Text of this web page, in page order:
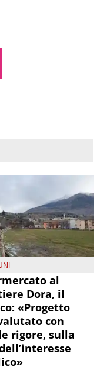
al
Dora, il
«Progetto
con
rigore, sulla